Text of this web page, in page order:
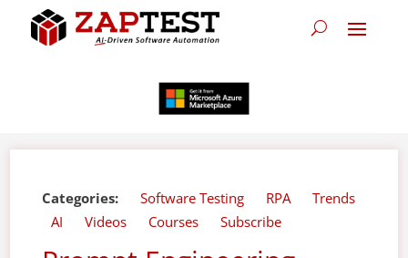
Categories: Software Testing RPA
Trends
AI
Videos Courses Subscribe